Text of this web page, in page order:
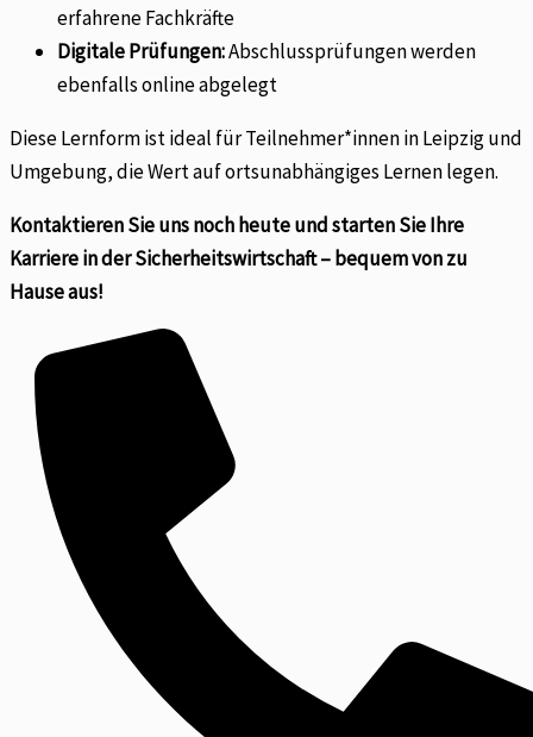
erfahrene Fachkräfte
Digitale Prüfungen:Abschlussprüfungen werden
ebenfalls online abgelegt
Diese Lernform ist ideal für Teilnehmer*innen in Leipzig und
Umgebung, die Wert auf ortsunabhängiges Lernen legen.
Kontaktieren Sie uns noch heute und starten Sie Ihre
Karriere in der Sicherheitswirtschaft – bequem von zu
Hause aus!